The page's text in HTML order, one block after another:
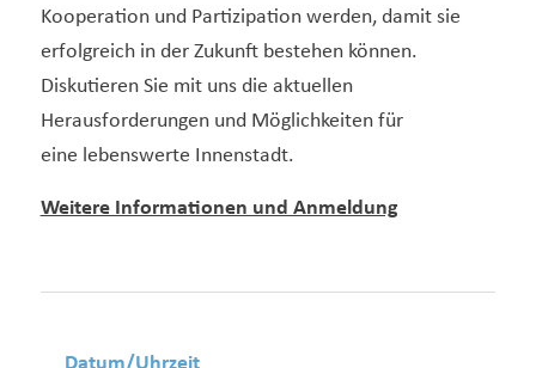
Kooperation und Partizipation werden, damit sie
erfolgreich in der Zukunft bestehen können.
Diskutieren Sie mit uns die aktuellen
Herausforderungen und Möglichkeiten für
eine lebenswerte Innenstadt.
Weitere Informationen und Anmeldung
Datum/Uhrzeit